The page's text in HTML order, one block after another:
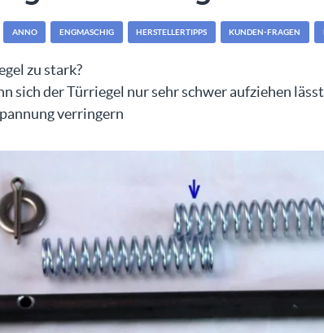
ANNO ENGMASCHIG HERSTELLERTIPPS KUNDEN-FRAGEN
zu stark?
sich der Türriegel nur sehr schwer aufziehen
verringern